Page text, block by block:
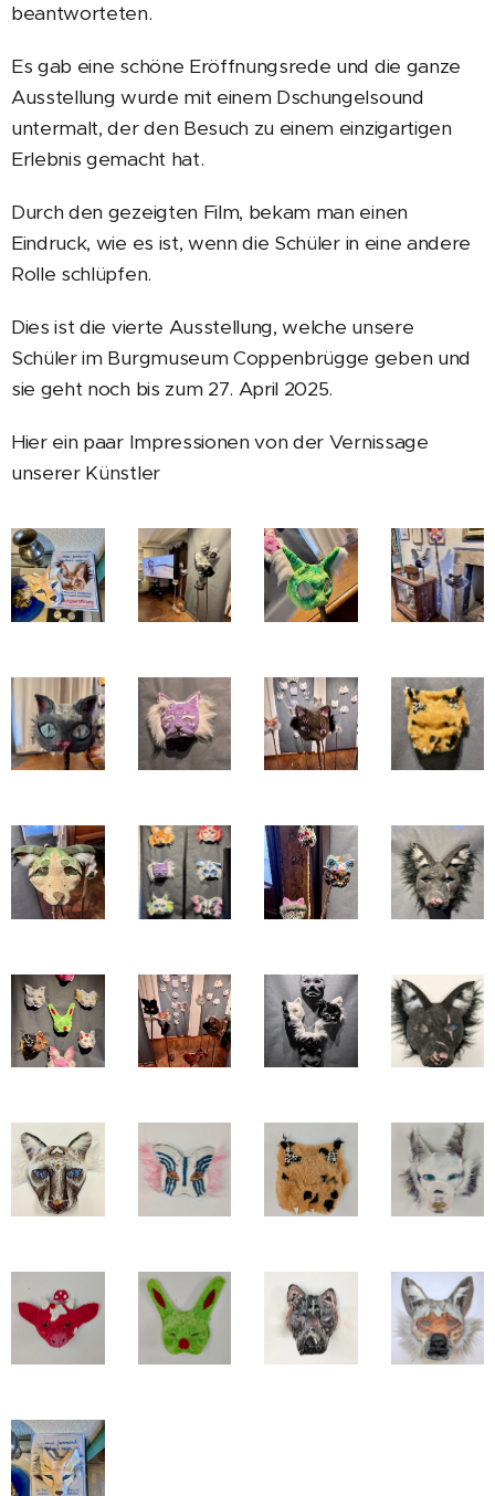
beantworteten.
Es gab eine schöne Eröffnungsrede und die ganze
Ausstellung wurde mit einem Dschungelsound
untermalt, der den Besuch zu einem einzigartigen
Erlebnis gemacht hat.
Durch den gezeigten Film, bekam man einen
Eindruck, wie es ist, wenn die Schüler in eine andere
Rolle schlüpfen.
Dies ist die vierte Ausstellung, welche unsere
Schüler im Burgmuseum Coppenbrügge geben und
sie geht noch bis zum 27. April 2025.
Hier ein paar Impressionen von der Vernissage
unserer Künstler